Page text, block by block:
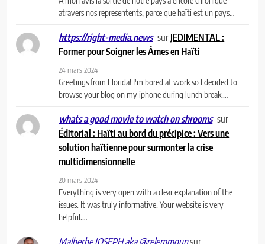
atravers nos representents, parce que haïti est un pays…
https://right-media.news surJEDIMENTAL :
Former pour Soigner les Âmes en Haïti
24 mars 2024
Greetings from Florida! I'm bored at work so I decided to
browse your blog on my iphone during lunch break.…
whats a good movie to watch on shrooms sur
Éditorial : Haïti au bord du précipice : Vers une
solution haïtienne pour surmonter la crise
multidimensionnelle
20 mars 2024
Everything is very open with a clear explanation of the
issues. It was truly informative. Your website is very
helpful.…
sur